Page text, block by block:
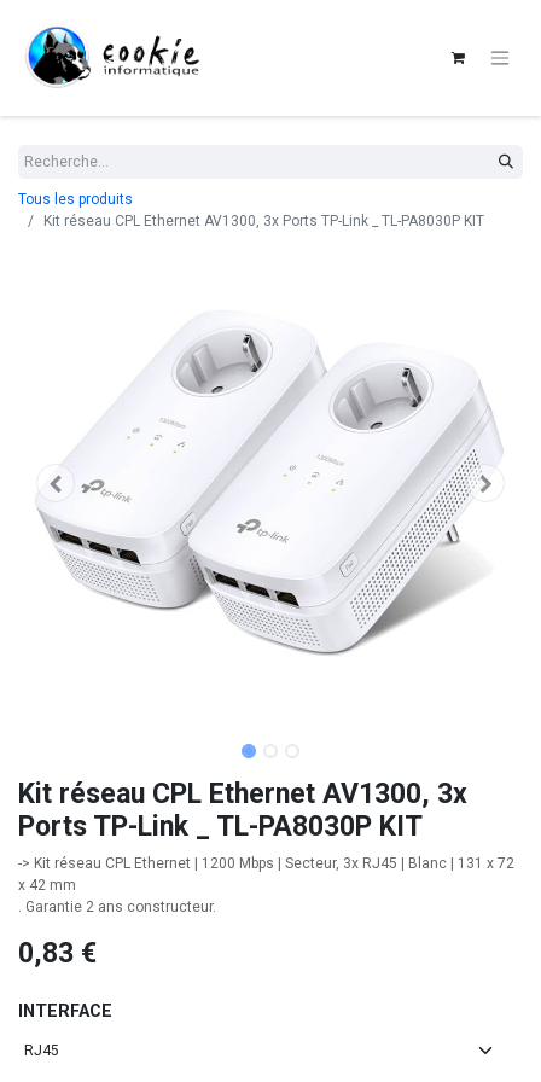
Tous les produits
Kit réseau CPL Ethernet AV1300, 3x Ports TP-Link _ TL-PA8030P KIT
Kit réseau CPL Ethernet AV1300, 3x
Ports TP-Link _ TL-PA8030P KIT
-> Kit réseau CPL Ethernet | 1200 Mbps | Secteur, 3x RJ45 | Blanc | 131 x 72
x 42 mm
. Garantie 2 ans constructeur.
0,83 €
INTERFACE